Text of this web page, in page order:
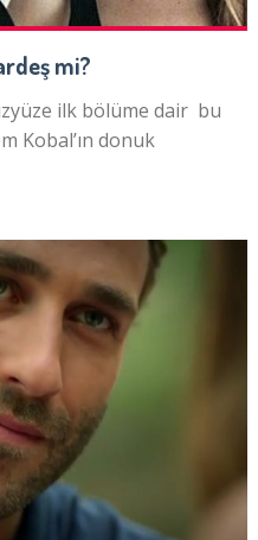
mi?
ilk bölüme dair bu
Kobal’ın donuk